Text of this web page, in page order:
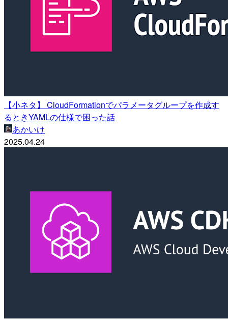
【小ネタ】 CloudFormationでパラメータグループを作成す
るときYAMLの仕様で困った話
あかいけ
2025.04.24